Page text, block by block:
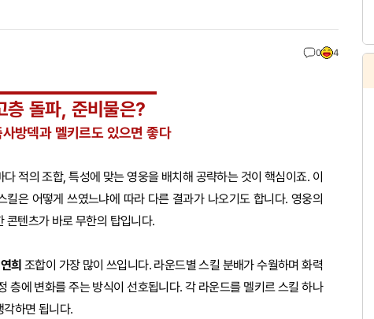
0 4
층 돌파, 준비물은?
방덱과 멜키르도 있으면 좋다
적의 조합, 특성에 맞는 영웅을 배치해 공략하는 것이 핵심이죠. 이
은 어떻게 쓰였느냐에 따라 다른 결과가 나오기도 합니다. 영웅의
콘텐츠가 바로 무한의 탑입니다.
희 조합이 가장 많이 쓰입니다. 라운드별 스킬 분배가 수월하며 화력
층에 변화를 주는 방식이 선호됩니다. 각 라운드를 멜키르 스킬 하나
하면 됩니다.